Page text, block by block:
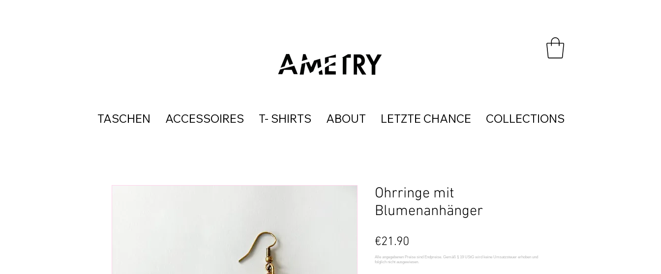
TASCHEN ACCESSOIRES T- SHIRTS ABOUT LETZTE CHANCE COLLECTIONS
Ohrringe mit
Blumenanhänger
€21.90